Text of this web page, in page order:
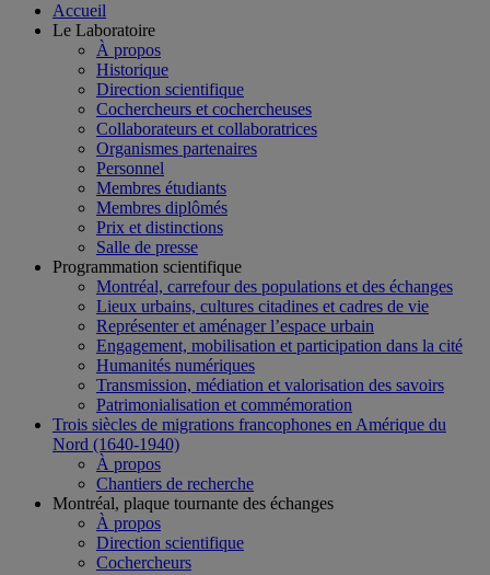
Accueil
Le Laboratoire
À propos
Historique
Direction scientifique
Cochercheurs et cochercheuses
Collaborateurs et collaboratrices
Organismes partenaires
Personnel
Membres étudiants
Membres diplômés
Prix et distinctions
Salle de presse
Programmation scientifique
Montréal, carrefour des populations et des échanges
Lieux urbains, cultures citadines et cadres de vie
Représenter et aménager l’espace urbain
Engagement, mobilisation et participation dans la cité
Humanités numériques
Transmission, médiation et valorisation des savoirs
Patrimonialisation et commémoration
Trois siècles de migrations francophones en Amérique du
Nord (1640-1940)
À propos
Chantiers de recherche
Montréal, plaque tournante des échanges
À propos
Direction scientifique
Cochercheurs